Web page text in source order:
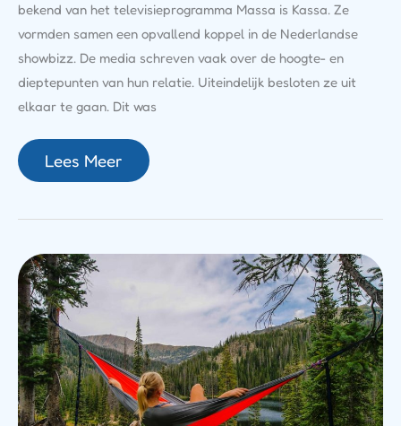
bekend van het televisieprogramma Massa is Kassa. Ze
vormden samen een opvallend koppel in de Nederlandse
showbizz. De media schreven vaak over de hoogte- en
dieptepunten van hun relatie. Uiteindelijk besloten ze uit
elkaar te gaan. Dit was
Lees Meer
Bedrijvengids
Nederland:
Zo
Vind
Je
Snel
Het
Juiste
Bedrijf